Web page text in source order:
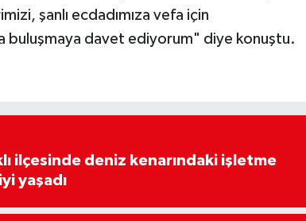
şanlı ecdadımıza vefa için
buluşmaya davet ediyorum" diye konuştu.
ilçesinde deniz kenarındaki işletme
yaşadı